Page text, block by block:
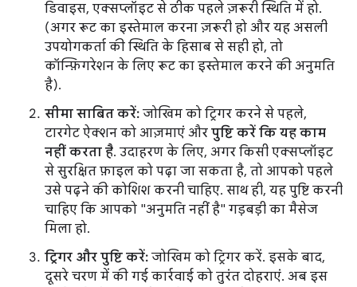
डिवाइस, एक्सप्लॉइट से ठीक पहले ज़रूरी स्थिति में हो.
(अगर रूट का इस्तेमाल करना ज़रूरी हो और यह असली
उपयोगकर्ता की स्थिति के हिसाब से सही हो, तो
कॉन्फ़िगरेशन के लिए रूट का इस्तेमाल करने की अनुमति
है).
सीमा साबित करें: जोखिम को ट्रिगर करने से पहले,
टारगेट ऐक्शन को आज़माएं और पुष्टि करें कि यह काम
नहीं करता है. उदाहरण के लिए, अगर किसी एक्सप्लॉइट
से सुरक्षित फ़ाइल को पढ़ा जा सकता है, तो आपको पहले
उसे पढ़ने की कोशिश करनी चाहिए. साथ ही, यह पुष्टि करनी
चाहिए कि आपको "अनुमति नहीं है" गड़बड़ी का मैसेज
मिला हो.
ट्रिगर और पुष्टि करें: जोखिम को ट्रिगर करें. इसके बाद,
दूसरे चरण में की गई कार्रवाई को तुरंत दोहराएं. अब इस